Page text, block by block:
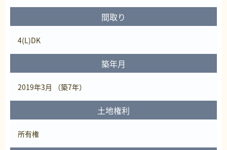
間取り
4(L)DK
築年月
2019年3月 （築7年）
土地権利
所有権